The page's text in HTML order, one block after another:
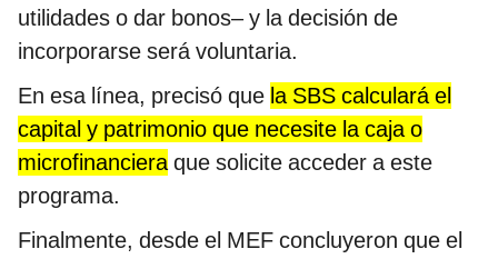
utilidades o dar bonos– y la decisión de
incorporarse será voluntaria.
En esa línea, precisó que la SBS calculará el
capital y patrimonio que necesite la caja o
microfinancieraque solicite acceder a este
programa.
Finalmente, desde el MEF concluyeron que el